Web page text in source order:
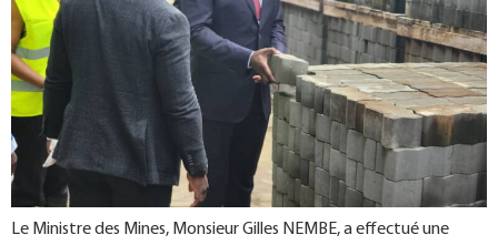
Le Ministre des Mines, Monsieur Gilles NEMBE, a effectué une